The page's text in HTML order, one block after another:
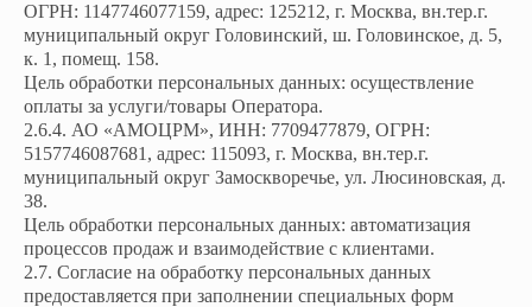
ОГРН: 1147746077159, адрес: 125212, г. Москва, вн.тер.г.
муниципальный округ Головинский, ш. Головинское, д. 5,
к. 1, помещ. 158.
Цель обработки персональных данных: осуществление
оплаты за услуги/товары Оператора.
2.6.4. АО «АМОЦРМ», ИНН: 7709477879, ОГРН:
5157746087681, адрес: 115093, г. Москва, вн.тер.г.
муниципальный округ Замоскворечье, ул. Люсиновская, д.
38.
Цель обработки персональных данных: автоматизация
процессов продаж и взаимодействие с клиентами.
2.7. Согласие на обработку персональных данных
предоставляется при заполнении специальных форм